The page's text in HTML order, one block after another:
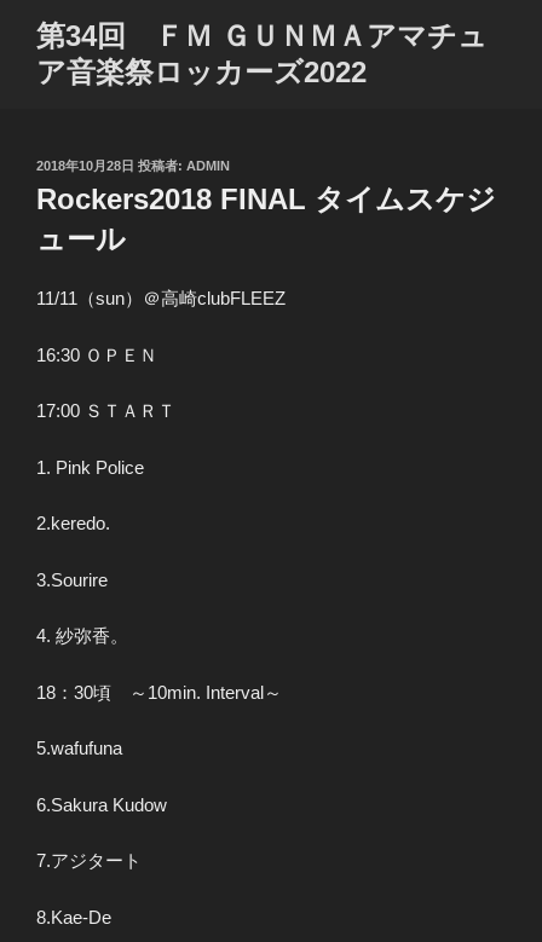
第34回 ＦＭ ＧＵＮＭＡアマチュ
ア音楽祭ロッカーズ2022
投
稿
日:
2018年10月28日 投稿者: ADMIN
Rockers2018 FINAL タイムスケジ
ュール
11/11（sun）＠高崎clubFLEEZ
16:30 ＯＰＥＮ
17:00 ＳＴＡＲＴ
1. Pink Police
2.keredo.
3.Sourire
4. 紗弥香。
18：30頃 ～10min. Interval～
5.wafufuna
6.Sakura Kudow
7.アジタート
8.Kae-De